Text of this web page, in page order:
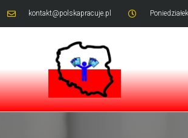
kontakt@polskapracuje.pl